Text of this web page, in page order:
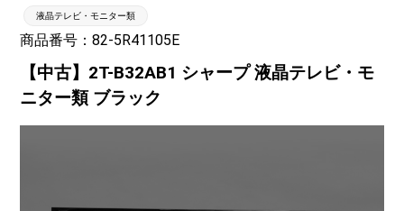
液晶テレビ・モニター類
商品番号：82-5R41105E
【中古】2T-B32AB1 シャープ 液晶テレビ・モ
ニター類 ブラック